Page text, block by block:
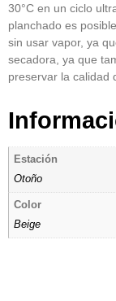
30°C en un ciclo
planchado es
sin usar vapor, ya
secadora, ya que
preservar la calidad
Estación
Otoño
Color
Beige